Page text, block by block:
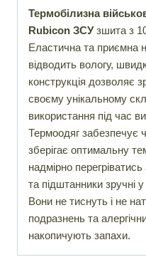
Термобілизна
Rubicon ЗСУзшита з
Еластична та приємна
відводить вологу,
конструкція дозволяє
своєму унікальному
використання під час
Термоодяг забезпечує
зберігає оптимальну
надмірно
та підштанники зручні
Вони не тиснуть і не
подразнень та
накопичують запахи.